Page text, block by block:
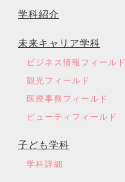
学科紹介
未来キャリア学科
ビジネス情報フィールド
観光フィールド
医療事務フィールド
ビューティフィールド
子ども学科
学科詳細